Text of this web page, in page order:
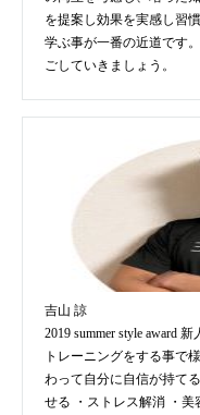
を提案し効果を実感し習
学ぶ事が一番の近道です
ごしていきましょう。
吉山 諒
2019 summer style award
トレーニングをする事で
わって自分に自信が持て
せる ・ストレス解消 ・